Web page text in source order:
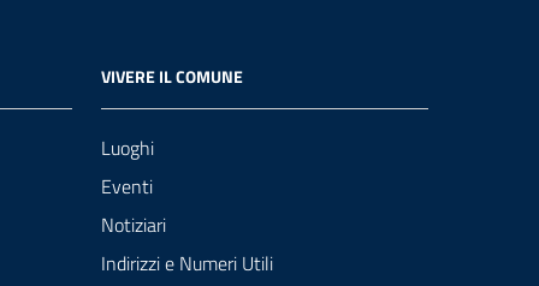
VIVERE IL COMUNE
Luoghi
Eventi
Notiziari
Indirizzi e Numeri Utili